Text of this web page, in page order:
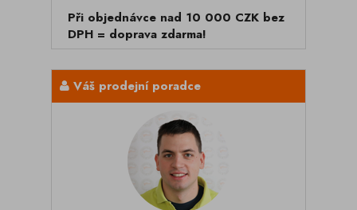
Při objednávce nad 10 000 CZK bez
DPH = doprava zdarma!
Váš prodejní poradce